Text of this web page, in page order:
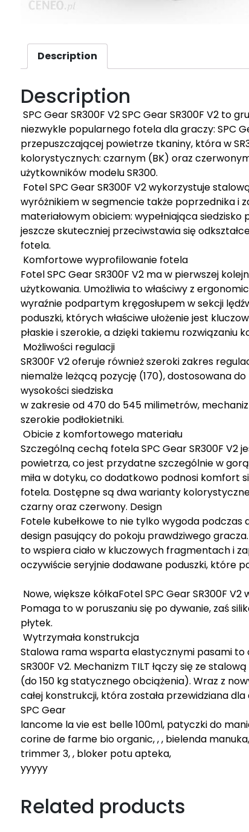
Description
Description
SPC Gear SR300F V2 SPC Gear SR300F V2
niezwykle popularnego fotela dla graczy: SPC
przepuszczającej powietrze tkaniny, która w
kolorystycznych: czarnym (BK) oraz
użytkowników modelu SR300.
Fotel SPC Gear SR300F V2 wykorzystuje
wyróżnikiem w segmencie także poprzednika i
materiałowym obiciem: wypełniająca
jeszcze skuteczniej przeciwstawia się
fotela.
Komfortowe wyprofilowanie fotela
Fotel SPC Gear SR300F V2 ma w pierwszej
użytkowania. Umożliwia to właściwy z
wyraźnie podpartym kręgosłupem w sekcji
poduszki, których właściwe ułożenie jest
płaskie i szerokie, a dzięki takiemu
Możliwości regulacji
SR300F V2 oferuje również szeroki zakres
niemalże leżącą pozycję (170), dostosowana
wysokości siedziska
w zakresie od 470 do 545 milimetrów,
szerokie podłokietniki.
Obicie z komfortowego materiału
Szczególną cechą fotela SPC Gear SR300F
powietrza, co jest przydatne szczególnie w
miła w dotyku, co dodatkowo podnosi komfort
fotela. Dostępne są dwa warianty kolorystyczne
czarny oraz czerwony. Design
Fotele kubełkowe to nie tylko wygoda podczas
design pasujący do pokoju prawdziwego
to wspiera ciało w kluczowych fragmentach i
oczywiście seryjnie dodawane poduszki, które
Nowe, większe kółkaFotel SPC Gear SR300F
Pomaga to w poruszaniu się po dywanie, zaś
płytek.
Wytrzymała konstrukcja
Stalowa rama wsparta elastycznymi pasami to
SR300F V2. Mechanizm TILT łączy się ze
(do 150 kg statycznego obciążenia). Wraz z
całej konstrukcji, która została przewidziana dla
SPC Gear
lancome la vie est belle 100ml, patyczki do
corine de farme bio organic, , , bielenda
trimmer 3, , bloker potu apteka,
yyyyy
Related products